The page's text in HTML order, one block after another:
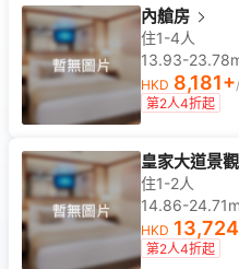
內艙房
住1-4人
13.93-
HKD 8,181+
第2人4折起
皇家大道景
住1-2人
14.86-
HKD 13,724
第2人4折起